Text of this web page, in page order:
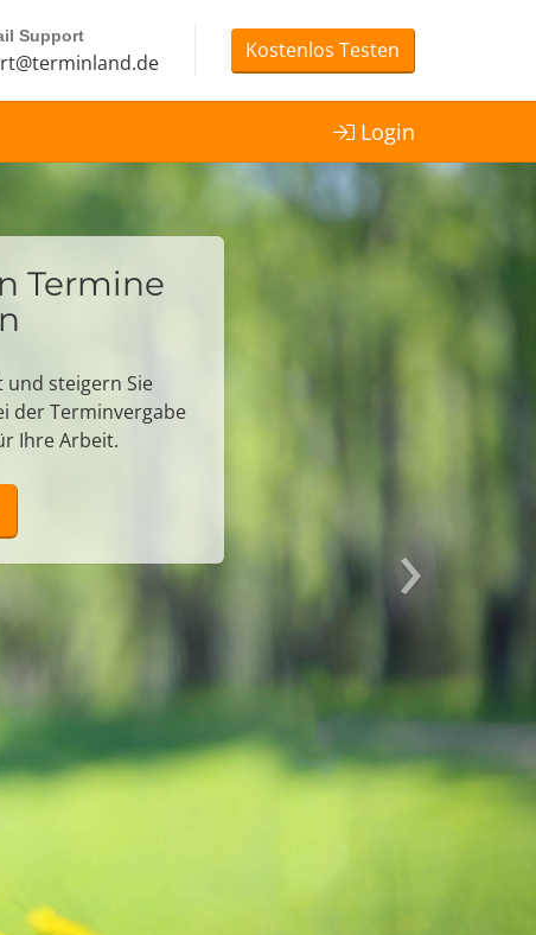
Support
Kostenlos Testen
Login
Termine
und steigern Sie
der Terminvergabe
Ihre Arbeit.